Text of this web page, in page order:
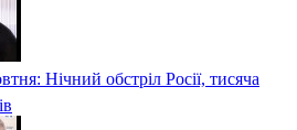
Нічний обстріл Росії, тисяча